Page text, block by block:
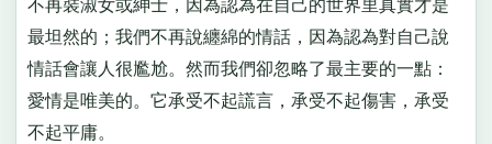
不再裝淑女或紳士，因為認為在自己的世界里真實才是
最坦然的；我們不再說纏綿的情話，因為認為對自己說
情話會讓人很尷尬。然而我們卻忽略了最主要的一點：
愛情是唯美的。它承受不起謊言，承受不起傷害，承受
不起平庸。